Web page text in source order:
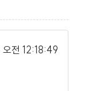
오전 12:18:49